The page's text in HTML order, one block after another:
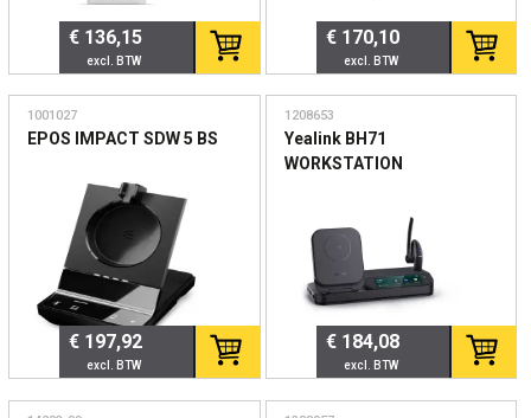
€ 136,15 € 170,10
1001027
EPOS IMPACT SDW 5 BS
€ 197,92
1208653
Yealink BH71
WORKSTATION
€ 184,08